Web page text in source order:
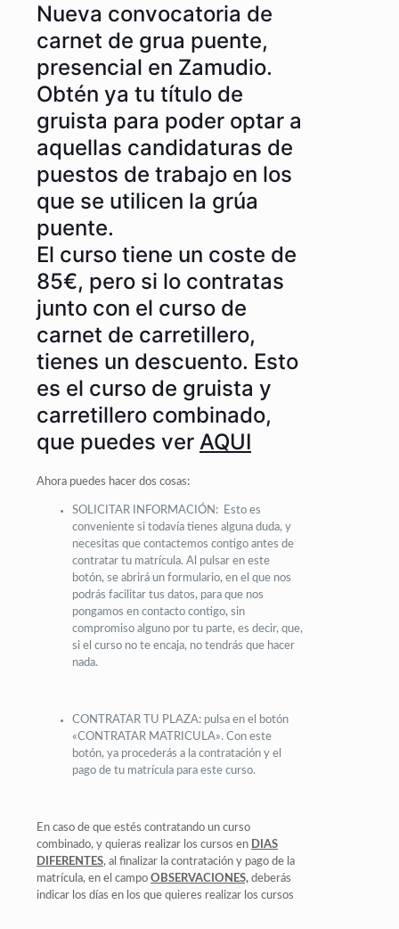
Nueva convocatoria de
carnet de grua puente,
presencial en Zamudio.
Obtén ya tu título de
gruista para poder optar a
aquellas candidaturas de
puestos de trabajo en los
que se utilicen la grúa
puente.
El curso tiene un coste de
85€, pero si lo contratas
junto con el curso de
carnet de carretillero,
tienes un descuento. Esto
es el curso de gruista y
carretillero combinado,
que puedes ver AQUI
Ahora puedes hacer dos cosas:
SOLICITAR INFORMACIÓN: Esto es
conveniente si todavía tienes alguna duda, y
necesitas que contactemos contigo antes de
contratar tu matrícula. Al pulsar en este
botón, se abrirá un formulario, en el que nos
podrás facilitar tus datos, para que nos
pongamos en contacto contigo, sin
compromiso alguno por tu parte, es decir, que,
si el curso no te encaja, no tendrás que hacer
nada.
CONTRATAR TU PLAZA: pulsa en el botón
«CONTRATAR MATRICULA». Con este
botón, ya procederás a la contratación y el
pago de tu matrícula para este curso.
En caso de que estés contratando un curso
combinado, y quieras realizar los cursos en DIAS
DIFERENTES, al finalizar la contratación y pago de la
matrícula, en el campo OBSERVACIONES, deberás
indicar los días en los que quieres realizar los cursos